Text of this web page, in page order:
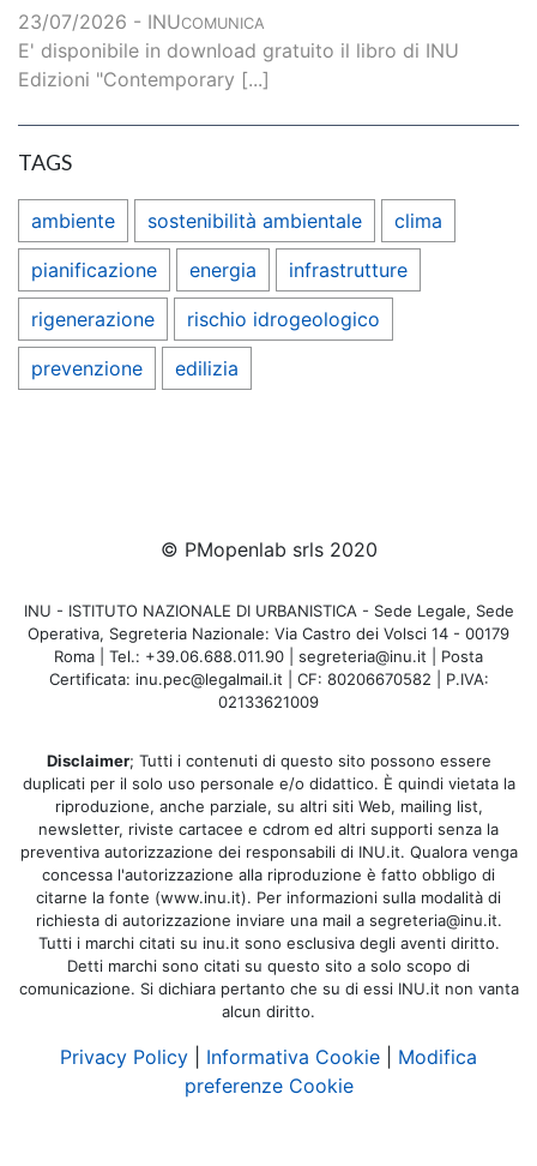
23/07/2026 - INUCOMUNICA
E' disponibile in download gratuito il libro di INU
Edizioni "Contemporary [...]
TAGS
ambiente sostenibilità ambientale clima
pianificazione energia infrastrutture
rigenerazione rischio idrogeologico
prevenzione edilizia
© PMopenlab srls 2020
INU - ISTITUTO NAZIONALE DI URBANISTICA - Sede Legale, Sede
Operativa, Segreteria Nazionale: Via Castro dei Volsci 14 - 00179
Roma | Tel.: +39.06.688.011.90 | segreteria@inu.it | Posta
Certificata: inu.pec@legalmail.it | CF: 80206670582 | P.IVA:
02133621009
Disclaimer; Tutti i contenuti di questo sito possono essere
duplicati per il solo uso personale e/o didattico. È quindi vietata la
riproduzione, anche parziale, su altri siti Web, mailing list,
newsletter, riviste cartacee e cdrom ed altri supporti senza la
preventiva autorizzazione dei responsabili di INU.it. Qualora venga
concessa l'autorizzazione alla riproduzione è fatto obbligo di
citarne la fonte (www.inu.it). Per informazioni sulla modalità di
richiesta di autorizzazione inviare una mail a segreteria@inu.it.
Tutti i marchi citati su inu.it sono esclusiva degli aventi diritto.
Detti marchi sono citati su questo sito a solo scopo di
comunicazione. Si dichiara pertanto che su di essi INU.it non vanta
alcun diritto.
Privacy Policy Informativa Cookie
Modifica
preferenze Cookie